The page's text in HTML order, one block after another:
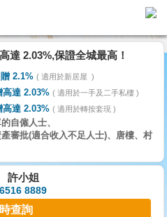
達 2.03%,保證全城最高！
2.1% 適用於新居屋
高達 2.03% 適用於一手及二手私樓
高達 2.03% 適用於轉按套現
自僱人士、
審批(適合收入不足人士)、唐樓、村
許小姐
6516 8889
查詢